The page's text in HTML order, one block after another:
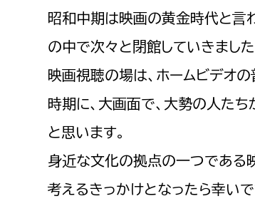
昭和中期は映画の黄金時代と言
の中で次々と閉館していきました
映画視聴の場は、ホームビデオ
時期に、大画面で、大勢の人た
と思います。
身近な文化の拠点の一つである
考えるきっかけとなったら幸い